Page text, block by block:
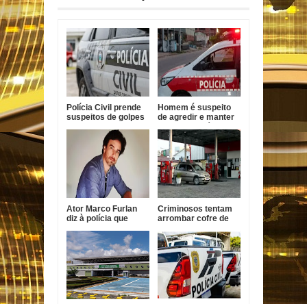
Polícia Civil prende
suspeitos de golpes
Homem é suspeito
de agredir e manter
na Paraíba
Ator Marco Furlan
diz à polícia que
com namorada após
prisão por estupro
de vulnerável
Criminosos tentam
arrombar cofre de
combustíveis em
João Pessoa